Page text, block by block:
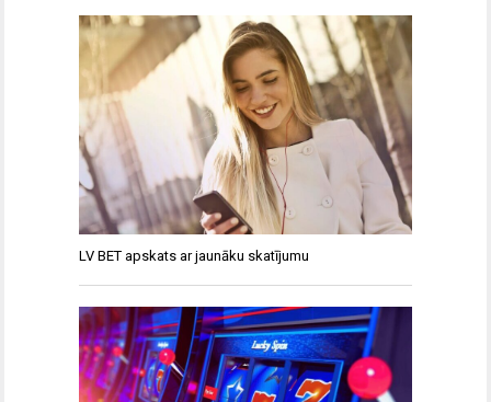
LV BET apskats ar jaunāku skatījumu